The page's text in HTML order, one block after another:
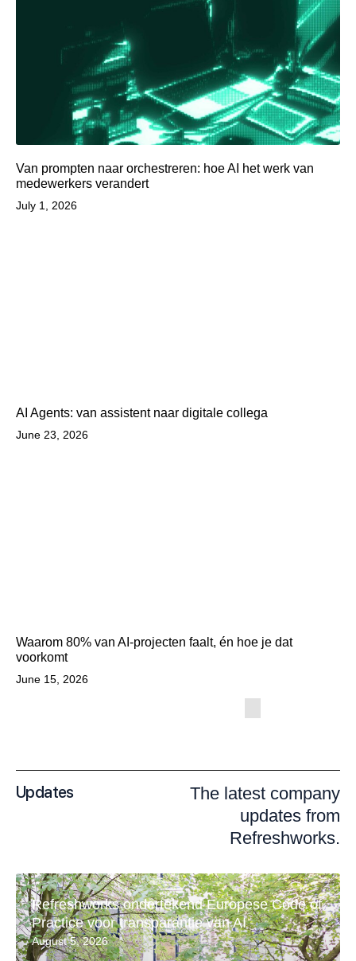
Van prompten naar orchestreren: hoe AI het werk van
medewerkers verandert
July 1, 2026
AI Agents: van assistent naar digitale collega
June 23, 2026
Waarom 80% van AI-projecten faalt, én hoe je dat
voorkomt
June 15, 2026
Updates
The latest company
updates from
Refreshworks.
Refreshworks ondertekend Europese Code of
Practice voor transparantie van AI
August 5, 2026